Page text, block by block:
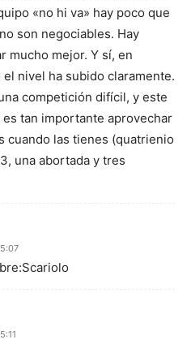
«no hi va» hay poco que
son negociables. Hay
mucho mejor. Y sí, en
el nivel ha subido claramente.
competición difícil, y este
es tan importante aprovechar
cuando las tienes (quatrienio
una abortada y tres